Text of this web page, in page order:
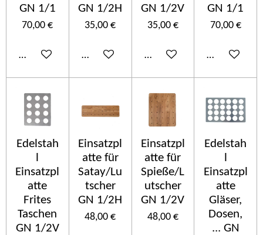
GN 1/1
70,00 €
Añadir al carrito
GN 1/2H
35,00 €
Añadir al carrito
GN 1/2V
35,00 €
Añadir al carrito
GN 1/1
70,00 €
Añadir al
Edelstah
Einsatzpl
atte
Frites
Taschen
GN 1/2V
Einsatzpl
atte für
Satay/Lu
tscher
GN 1/2H
48,00 €
Einsatzpl
atte für
Spieße/L
utscher
GN 1/2V
48,00 €
Edelstah
Einsatzpl
atte
Gläser,
Dosen,
... GN